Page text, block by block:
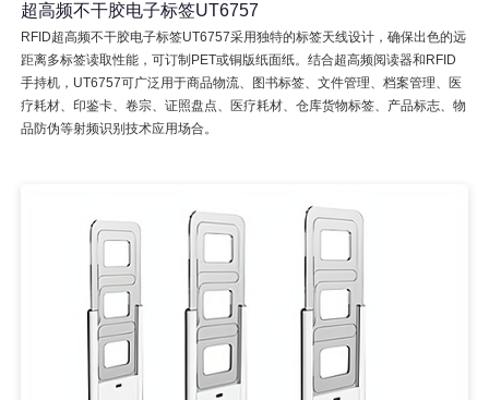
超高频不干胶电子标签UT6757
RFID超高频不干胶电子标签UT6757采用独特的标签天线设计，确保出色的远
距离多标签读取性能，可订制PET或铜版纸面纸。结合超高频阅读器和RFID
手持机，UT6757可广泛用于商品物流、图书标签、文件管理、档案管理、医
疗耗材、印鉴卡、卷宗、证照盘点、医疗耗材、仓库货物标签、产品标志、物
品防伪等射频识别技术应用场合。